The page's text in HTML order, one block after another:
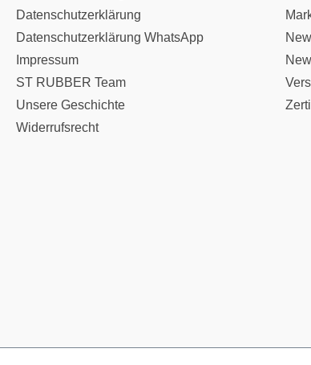
Datenschutzerklärung
Datenschutzerklärung WhatsApp
Impressum
ST RUBBER Team
Unsere Geschichte
Widerrufsrecht